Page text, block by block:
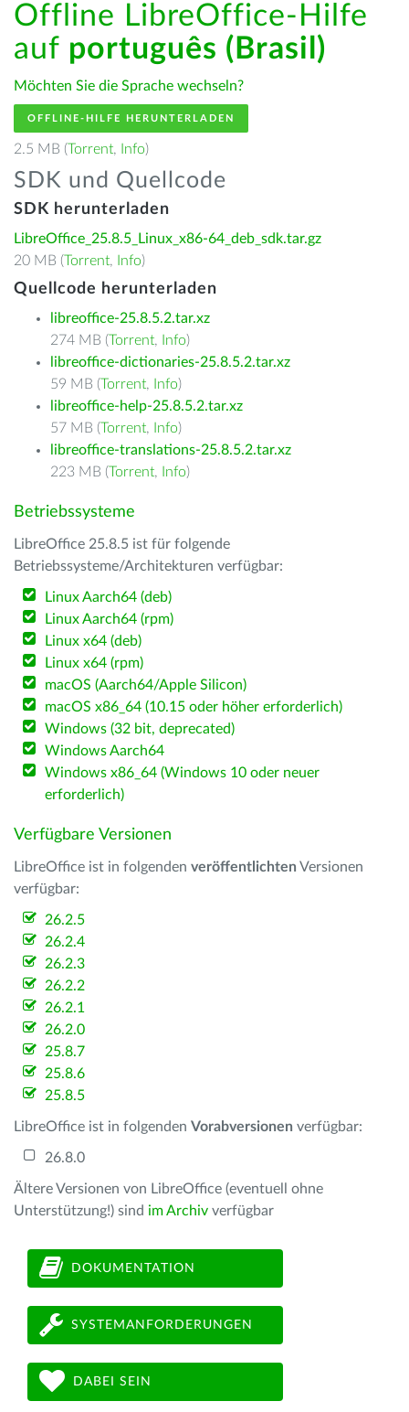
Offline LibreOffice-Hilfe
auf português (Brasil)
Möchten Sie die Sprache wechseln?
OFFLINE-HILFE HERUNTERLADEN
2.5 MB (Torrent, Info)
SDK und Quellcode
SDK herunterladen
LibreOffice_25.8.5_Linux_x86-64_deb_sdk.tar.gz
20 MB (Torrent, Info)
Quellcode herunterladen
libreoffice-25.8.5.2.tar.xz
274 MB (Torrent, Info)
libreoffice-dictionaries-25.8.5.2.tar.xz
59 MB (Torrent, Info)
libreoffice-help-25.8.5.2.tar.xz
57 MB (Torrent, Info)
libreoffice-translations-25.8.5.2.tar.xz
223 MB (Torrent, Info)
Betriebssysteme
LibreOffice 25.8.5 ist für folgende
Betriebssysteme/Architekturen verfügbar:
Linux Aarch64 (deb)
Linux Aarch64 (rpm)
Linux x64 (deb)
Linux x64 (rpm)
macOS (Aarch64/Apple Silicon)
macOS x86_64 (10.15 oder höher erforderlich)
Windows (32 bit, deprecated)
Windows Aarch64
Windows x86_64 (Windows 10 oder neuer
erforderlich)
Verfügbare Versionen
LibreOffice ist in folgenden veröffentlichten Versionen
verfügbar:
26.2.5
26.2.4
26.2.3
26.2.2
26.2.1
26.2.0
25.8.7
25.8.6
25.8.5
LibreOffice ist in folgenden Vorabversionen verfügbar:
26.8.0
Ältere Versionen von LibreOffice (eventuell ohne
Unterstützung!) sind im Archiv verfügbar
DOKUMENTATION
SYSTEMANFORDERUNGEN
DABEI SEIN